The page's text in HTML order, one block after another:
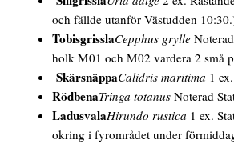
och fällde utanför Västudden
TobisgrisslaCepphus grylle
holk M01 och M02 vardera 2 små
SkärsnäppaCalidris maritima 1
RödbenaTringa totanus Noterad
LadusvalaHirundo rustica 1 ex.
okring i fyrområdet under